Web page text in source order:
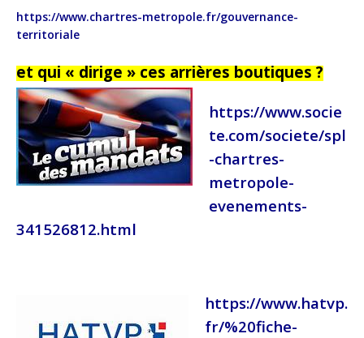
https://www.chartres-metropole.fr/gouvernance-
territoriale
et qui « dirige » ces arrières boutiques ?
https://www.socie
te.com/societe/spl
-chartres-
metropole-
evenements-
341526812.html
https://www.hatvp.
fr/%20fiche-